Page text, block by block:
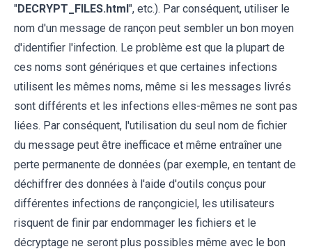
"DECRYPT_FILES.html", etc.). Par conséquent, utiliser le
nom d'un message de rançon peut sembler un bon moyen
d'identifier l'infection. Le problème est que la plupart de
ces noms sont génériques et que certaines infections
utilisent les mêmes noms, même si les messages livrés
sont différents et les infections elles-mêmes ne sont pas
liées. Par conséquent, l'utilisation du seul nom de fichier
du message peut être inefficace et même entraîner une
perte permanente de données (par exemple, en tentant de
déchiffrer des données à l'aide d'outils conçus pour
différentes infections de rançongiciel, les utilisateurs
risquent de finir par endommager les fichiers et le
décryptage ne seront plus possibles même avec le bon